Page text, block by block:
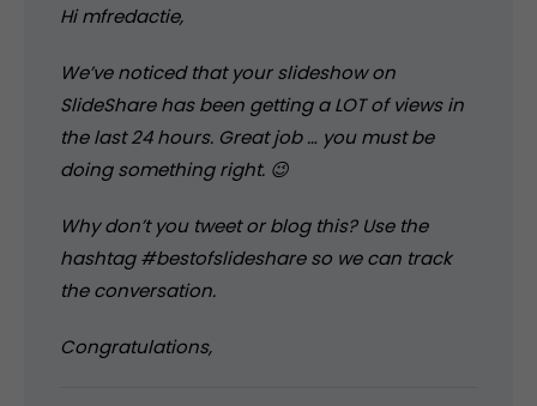
Hi mfredactie,
We’ve noticed that your slideshow on
SlideShare has been getting a LOT of views in
the last 24 hours. Great job … you must be
doing something right. 😉
Why don’t you tweet or blog this? Use the
hashtag #bestofslideshare so we can track
the conversation.
Congratulations,